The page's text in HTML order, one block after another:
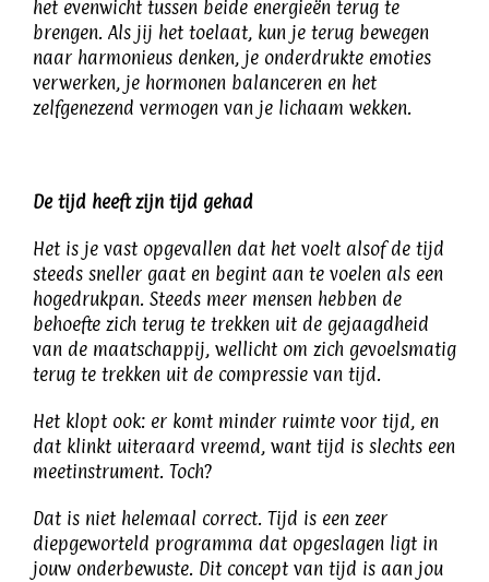
het evenwicht tussen beide energieën terug te
brengen. Als jij het toelaat, kun je terug bewegen
naar harmonieus denken, je onderdrukte emoties
verwerken, je hormonen balanceren en het
zelfgenezend vermogen van je lichaam wekken.
De tijd heeft zijn tijd gehad
Het is je vast opgevallen dat het voelt alsof de tijd
steeds sneller gaat en begint aan te voelen als een
hogedrukpan. Steeds meer mensen hebben de
behoefte zich terug te trekken uit de gejaagdheid
van de maatschappij, wellicht om zich gevoelsmatig
terug te trekken uit de compressie van tijd.
Het klopt ook: er komt minder ruimte voor tijd, en
dat klinkt uiteraard vreemd, want tijd is slechts een
meetinstrument. Toch?
Dat is niet helemaal correct. Tijd is een zeer
diepgeworteld programma dat opgeslagen ligt in
jouw onderbewuste. Dit concept van tijd is aan jou